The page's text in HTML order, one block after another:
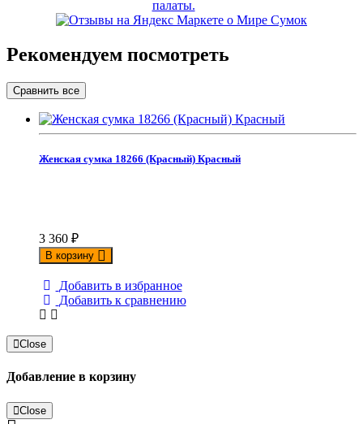
Рекомендуем посмотреть
Женская сумка 18266 (Красный) Красный
3 360 ₽
В корзину
Добавить в избранное
Добавить к сравнению
Close
Добавление в корзину
Close